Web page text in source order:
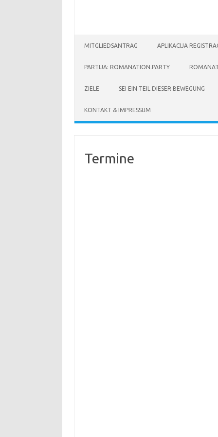
MITGLIEDSANTRAG APLIKACIJA
PARTIJA: ROMANATION.PARTY
ZIELE SEI EIN TEIL DIESER BEWEGUNG
KONTAKT & IMPRESSUM
Termine